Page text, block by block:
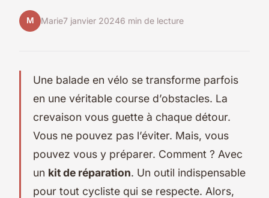
M Marie7 janvier 20246 min de lecture
Une balade en vélo se transforme parfois
en une véritable course d’obstacles. La
crevaison vous guette à chaque détour.
Vous ne pouvez pas l’éviter. Mais, vous
pouvez vous y préparer. Comment ? Avec
un kit de réparation. Un outil indispensable
pour tout cycliste qui se respecte. Alors,